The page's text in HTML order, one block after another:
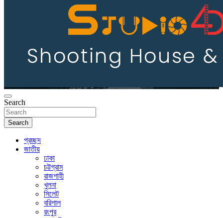
Search
Search
প্রচ্ছদ
জাতীয়
ঢাকা
চট্টগ্রাম
রাজশাহী
খুলনা
সিলেট
বরিশাল
রংপুর